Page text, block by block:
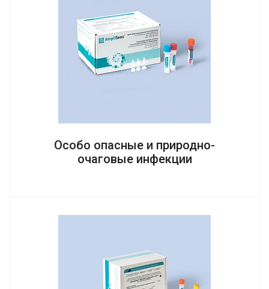
Особо опасные и природно-
очаговые инфекции